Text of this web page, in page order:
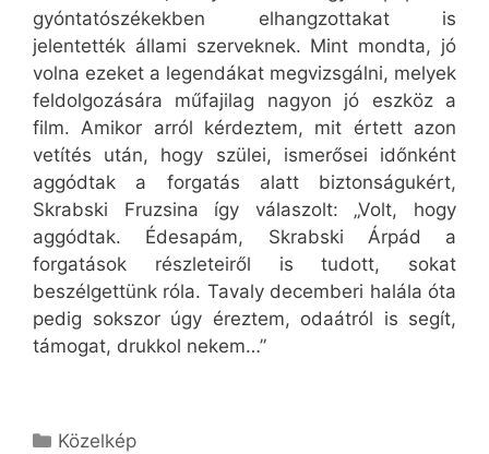
gyóntatószékekben elhangzottakat is
jelentették állami szerveknek. Mint mondta, jó
volna ezeket a legendákat megvizsgálni, melyek
feldolgozására műfajilag nagyon jó eszköz a
film. Amikor arról kérdeztem, mit értett azon
vetítés után, hogy szülei, ismerősei időnként
aggódtak a forgatás alatt biztonságukért,
Skrabski Fruzsina így válaszolt: „Volt, hogy
aggódtak. Édesapám, Skrabski Árpád a
forgatások részleteiről is tudott, sokat
beszélgettünk róla. Tavaly decemberi halála óta
pedig sokszor úgy éreztem, odaátról is segít,
támogat, drukkol nekem…”
Kategória
Közelkép